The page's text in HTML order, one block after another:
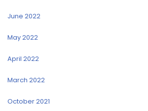
June 2022
May 2022
April 2022
March 2022
October 2021